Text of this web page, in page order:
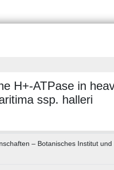
H+-ATPase in
ssp. halleri
– Botanisches Institut und